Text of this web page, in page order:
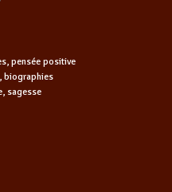
pensée positive
biographies
sagesse